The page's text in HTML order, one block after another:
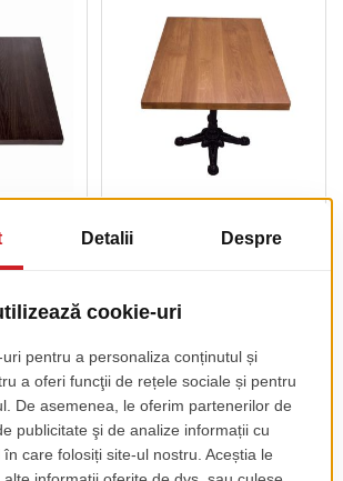
Masiv
pret de lista
160.00 EUR